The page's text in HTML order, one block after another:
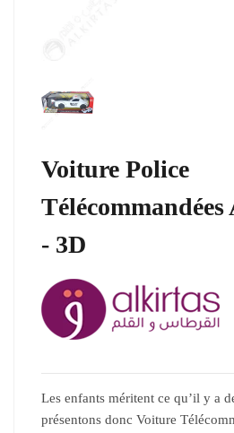
Voiture Police
Télécommandées
- 3D
Les enfants méritent ce qu’il y a
présentons donc Voiture